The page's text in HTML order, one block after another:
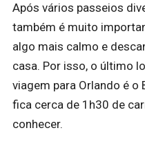
Após vários passeios
também é muito
algo mais calmo e
casa. Por isso, o último
viagem para Orlando é o
fica cerca de 1h30 de
conhecer.